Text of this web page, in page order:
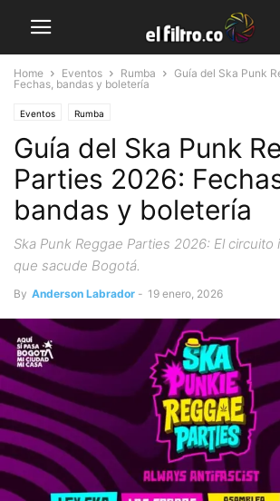
Home Eventos Rumba
Guía del Ska Punk
Fechas, bandas y boletería
Eventos Rumba
Guía del Ska Punk
Parties 2026:
bandas y boletería
Ska Punk Reggae Parties 2026: El
que sacude Bogotá.
By Anderson Labrador - 19 enero, 2026